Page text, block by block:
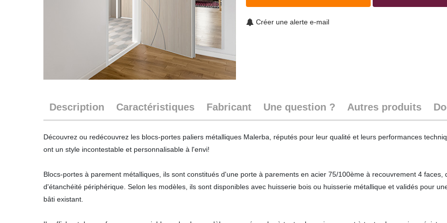
Créer une alerte e-mail
Description Caractéristiques Fabricant Une question ? Autres produits
Découvrez ou redécouvrez les blocs-portes paliers métalliques Malerba, réputés pour leur qualité et leurs performances
ont un style incontestable et personnalisable à l'envi!
Blocs-portes à parement métalliques, ils sont constitués d'une porte à parements en acier 75/100ème à recouvrement 4
d'étanchéité périphérique. Selon les modèles, ils sont disponibles avec huisserie bois ou huisserie métallique et validés pour
bâti existant.